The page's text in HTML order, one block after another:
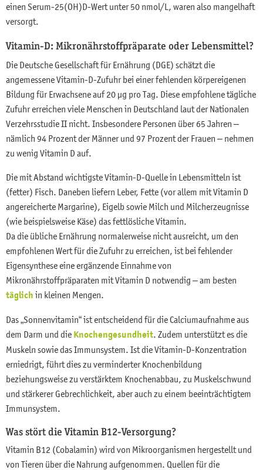
einen Serum-25(OH)D-Wert unter 50 nmol/L, waren also mangelhaft
versorgt.
Vitamin-D: Mikronährstoffpräparate oder Lebensmittel?
Die Deutsche Gesellschaft für Ernährung (DGE) schätzt die
angemessene Vitamin-D-Zufuhr bei einer fehlenden körpereigenen
Bildung für Erwachsene auf 20 µg pro Tag. Diese empfohlene tägliche
Zufuhr erreichen viele Menschen in Deutschland laut der Nationalen
Verzehrsstudie II nicht. Insbesondere Personen über 65 Jahren –
nämlich 94 Prozent der Männer und 97 Prozent der Frauen – nehmen
zu wenig Vitamin D auf.
Die mit Abstand wichtigste Vitamin-D-Quelle in Lebensmitteln ist
(fetter) Fisch. Daneben liefern Leber, Fette (vor allem mit Vitamin D
angereicherte Margarine), Eigelb sowie Milch und Milcherzeugnisse
(wie beispielsweise Käse) das fettlösliche Vitamin.
Da die übliche Ernährung normalerweise nicht ausreicht, um den
empfohlenen Wert für die Zufuhr zu erreichen, ist bei fehlender
Eigensynthese eine ergänzende Einnahme von
Mikronährstoffpräparaten mit Vitamin D notwendig – am besten
täglich in kleinen Mengen.
Das „Sonnenvitamin“ ist entscheidend für die Calciumaufnahme aus
dem Darm und die Knochengesundheit. Zudem unterstützt es die
Muskeln sowie das Immunsystem. Ist die Vitamin-D-Konzentration
erniedrigt, führt dies zu verminderter Knochenbildung
beziehungsweise zu verstärktem Knochenabbau, zu Muskelschwund
und stärkerer Gebrechlichkeit, aber auch zu einem beeinträchtigtem
Immunsystem.
Was stört die Vitamin B12-Versorgung?
Vitamin B12 (Cobalamin) wird von Mikroorganismen hergestellt und
von Tieren über die Nahrung aufgenommen. Quellen für die